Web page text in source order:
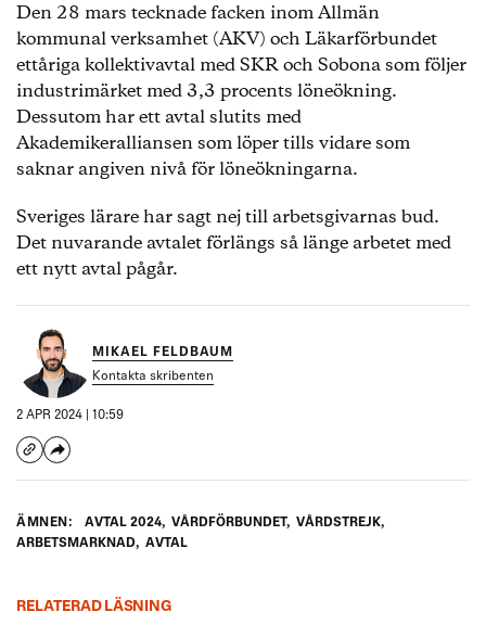
Den 28 mars tecknade facken inom Allmän
kommunal verksamhet (AKV) och Läkarförbundet
ettåriga kollektivavtal med SKR och Sobona som följer
industrimärket med 3,3 procents löneökning.
Dessutom har ett avtal slutits med
Akademikeralliansen som löper tills vidare som
saknar angiven nivå för löneökningarna.
Sveriges lärare har sagt nej till arbetsgivarnas bud.
Det nuvarande avtalet förlängs så länge arbetet med
ett nytt avtal pågår.
MIKAEL FELDBAUM
Kontakta skribenten
2 APR 2024 | 10:59
ÄMNEN: AVTAL 2024, VÅRDFÖRBUNDET, VÅRDSTREJK,
ARBETSMARKNAD, AVTAL
RELATERAD LÄSNING